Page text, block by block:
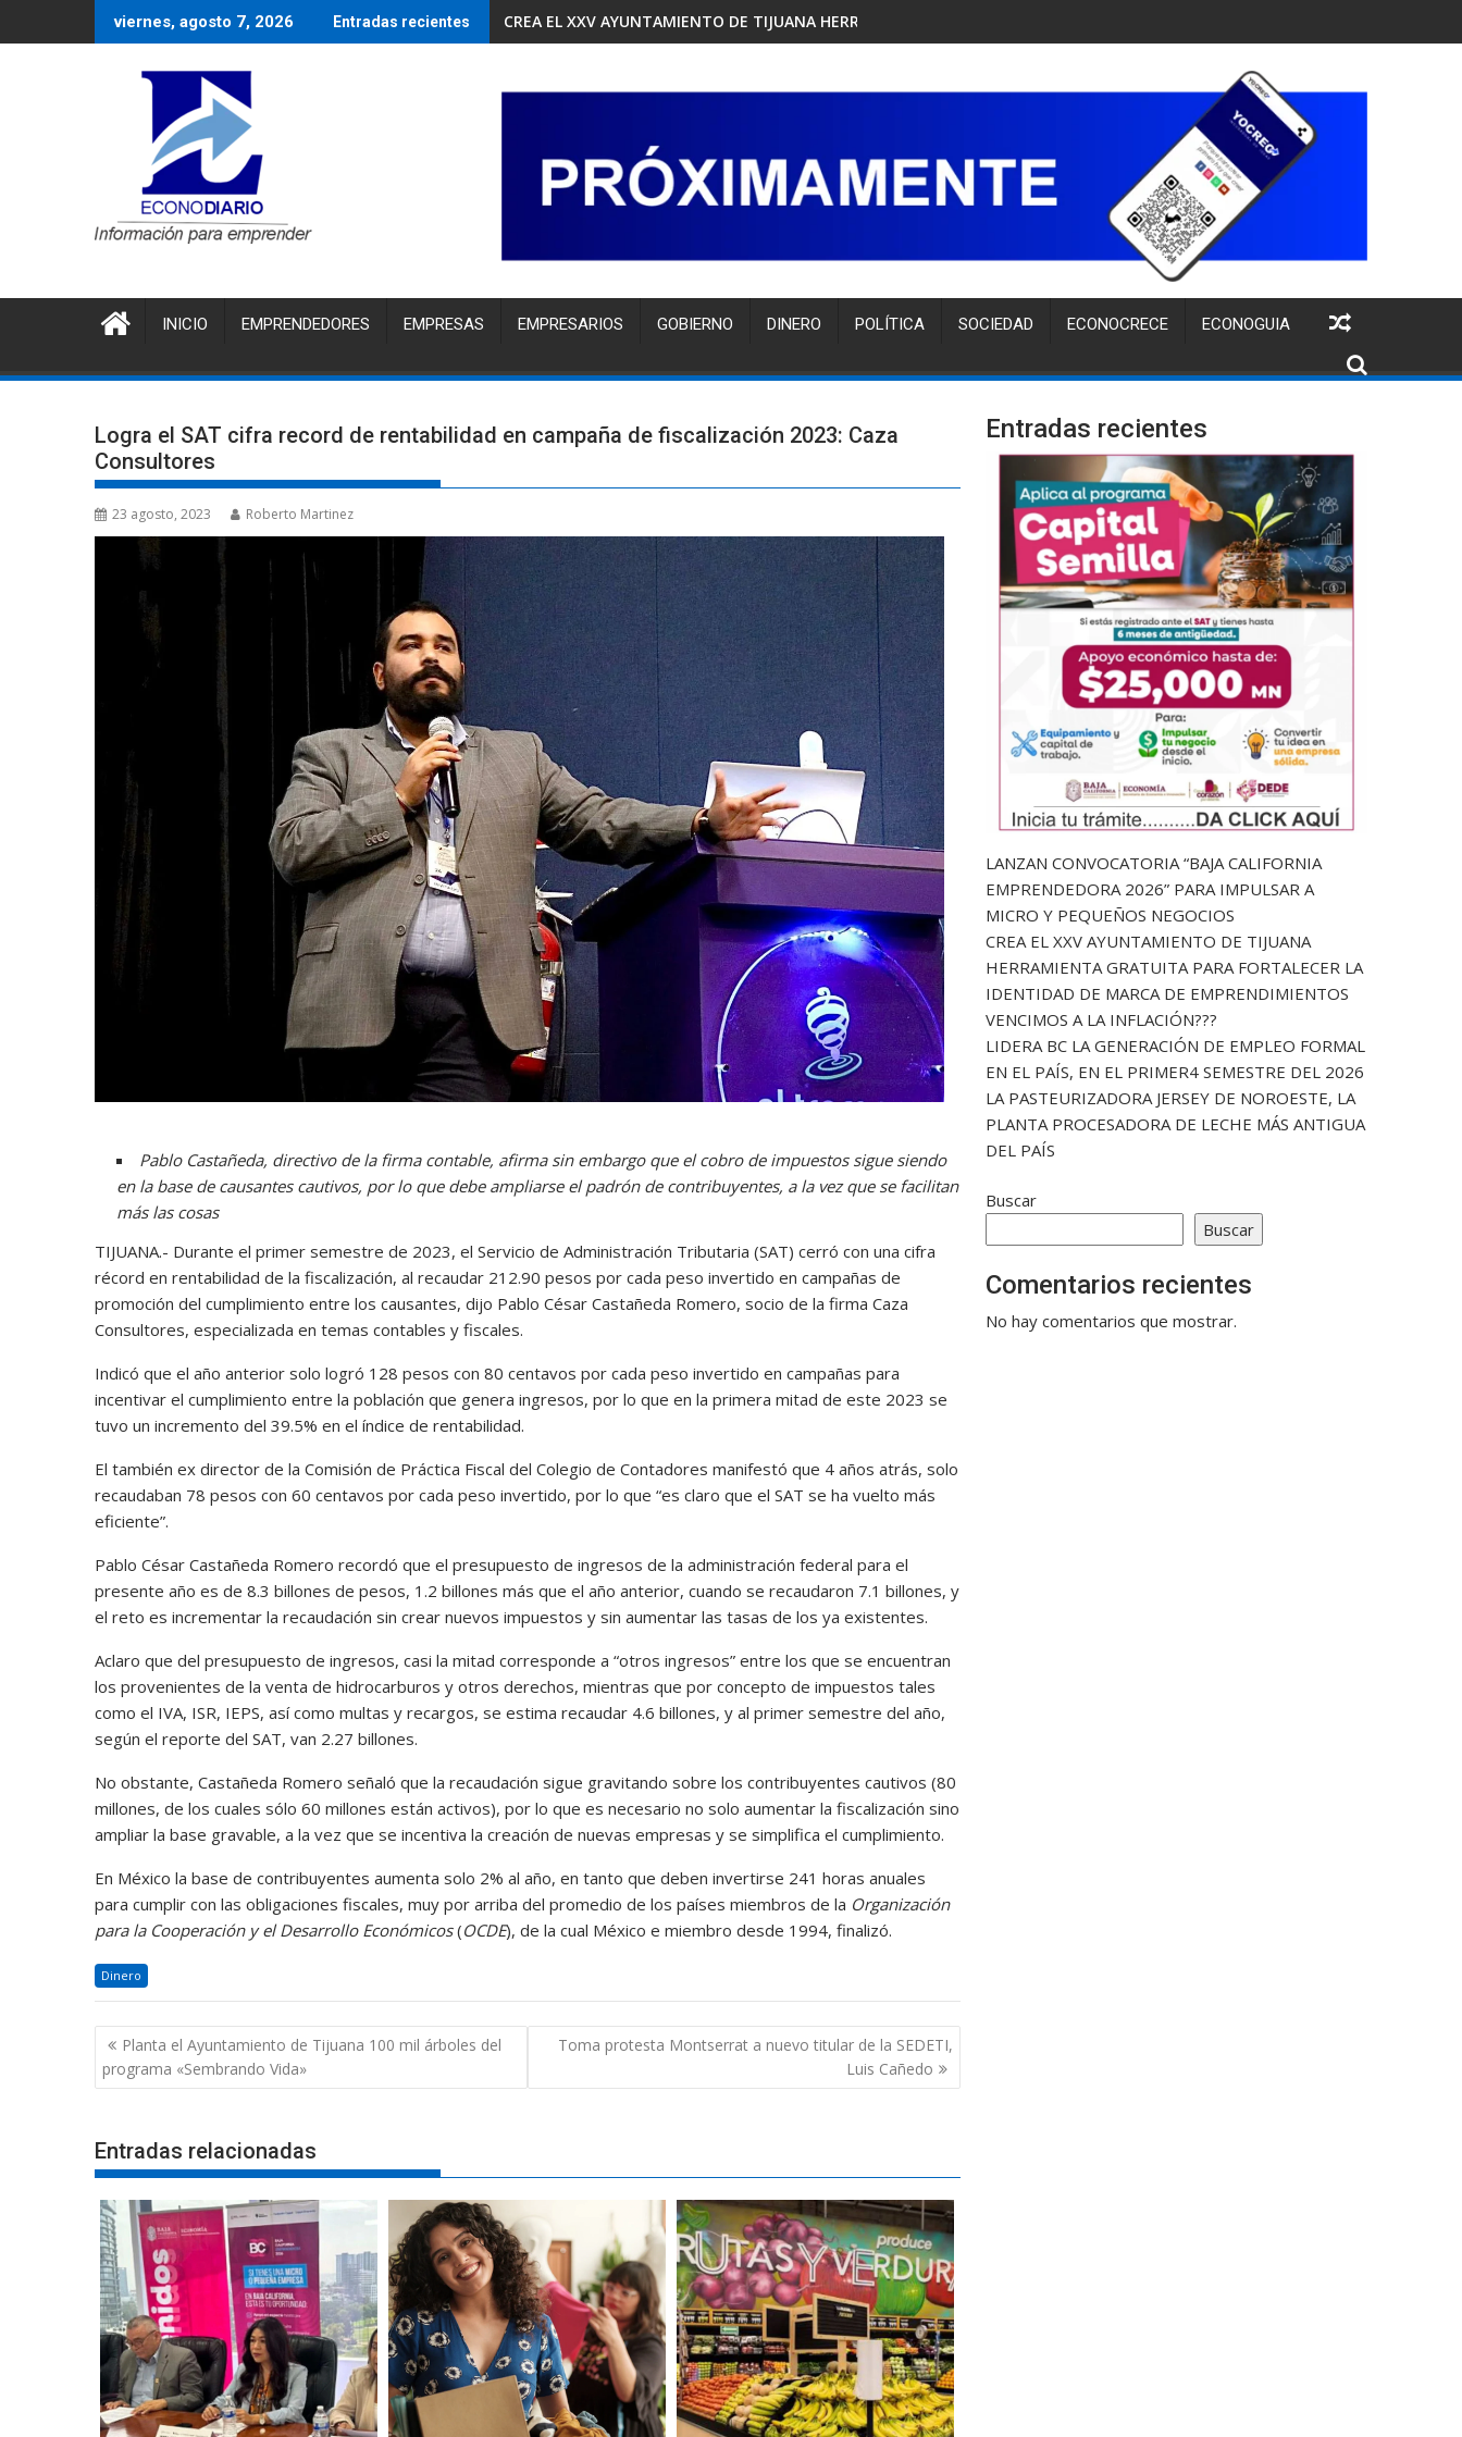
al
viernes, agosto 7, 2026 Entradas recientes CREA EL XXV AYUNTAMIENTO DE TIJUANA HERRAMIENTA GRATUITA PARA FORTALECER LA IDENTIDAD DE MARCA DE
INICIO EMPRENDEDORES EMPRESAS EMPRESARIOS GOBIERNO DINERO POLÍTICA SOCIEDAD ECONOCRECE ECONOGUIA
Logra el SAT cifra record de rentabilidad en campaña de fiscalización 2023: Caza
Consultores
23 agosto, 2023 Roberto Martinez
Pablo Castañeda, directivo de la firma contable, afirma sin embargo que el cobro de impuestos sigue siendo
en la base de causantes cautivos, por lo que debe ampliarse el padrón de contribuyentes, a la vez que se facilitan
más las cosas
TIJUANA.- Durante el primer semestre de 2023, el Servicio de Administración Tributaria (SAT) cerró con una cifra
récord en rentabilidad de la fiscalización, al recaudar 212.90 pesos por cada peso invertido en campañas de
promoción del cumplimiento entre los causantes, dijo Pablo César Castañeda Romero, socio de la firma Caza
Consultores, especializada en temas contables y fiscales.
Indicó que el año anterior solo logró 128 pesos con 80 centavos por cada peso invertido en campañas para
incentivar el cumplimiento entre la población que genera ingresos, por lo que en la primera mitad de este 2023 se
tuvo un incremento del 39.5% en el índice de rentabilidad.
El también ex director de la Comisión de Práctica Fiscal del Colegio de Contadores manifestó que 4 años atrás, solo
recaudaban 78 pesos con 60 centavos por cada peso invertido, por lo que “es claro que el SAT se ha vuelto más
eficiente”.
Pablo César Castañeda Romero recordó que el presupuesto de ingresos de la administración federal para el
presente año es de 8.3 billones de pesos, 1.2 billones más que el año anterior, cuando se recaudaron 7.1 billones, y
el reto es incrementar la recaudación sin crear nuevos impuestos y sin aumentar las tasas de los ya existentes.
Aclaro que del presupuesto de ingresos, casi la mitad corresponde a “otros ingresos” entre los que se encuentran
los provenientes de la venta de hidrocarburos y otros derechos, mientras que por concepto de impuestos tales
como el IVA, ISR, IEPS, así como multas y recargos, se estima recaudar 4.6 billones, y al primer semestre del año,
según el reporte del SAT, van 2.27 billones.
No obstante, Castañeda Romero señaló que la recaudación sigue gravitando sobre los contribuyentes cautivos (80
millones, de los cuales sólo 60 millones están activos), por lo que es necesario no solo aumentar la fiscalización sino
ampliar la base gravable, a la vez que se incentiva la creación de nuevas empresas y se simplifica el cumplimiento.
En México la base de contribuyentes aumenta solo 2% al año, en tanto que deben invertirse 241 horas anuales
para cumplir con las obligaciones fiscales, muy por arriba del promedio de los países miembros de la Organización
para la Cooperación y el Desarrollo Económicos(OCDE), de la cual México e miembro desde 1994, finalizó.
Dinero
Navegación
de
entradas
Planta el Ayuntamiento de Tijuana 100 mil árboles del
programa «Sembrando Vida»
Toma protesta Montserrat a nuevo titular de la SEDETI,
Luis Cañedo
Entradas relacionadas
Entradas recientes
LANZAN CONVOCATORIA “BAJA CALIFORNIA
EMPRENDEDORA 2026” PARA IMPULSAR A
MICRO Y PEQUEÑOS NEGOCIOS
CREA EL XXV AYUNTAMIENTO DE TIJUANA
HERRAMIENTA GRATUITA PARA FORTALECER LA
IDENTIDAD DE MARCA DE EMPRENDIMIENTOS
VENCIMOS A LA INFLACIÓN???
LIDERA BC LA GENERACIÓN DE EMPLEO FORMAL
EN EL PAÍS, EN EL PRIMER4 SEMESTRE DEL 2026
LA PASTEURIZADORA JERSEY DE NOROESTE, LA
PLANTA PROCESADORA DE LECHE MÁS ANTIGUA
DEL PAÍS
Buscar
Buscar
Comentarios recientes
No hay comentarios que mostrar.